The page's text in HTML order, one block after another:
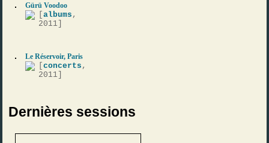
Gürü Voodoo
[albums ,
2011]
Le Réservoir, Paris
[concerts ,
2011]
Dernières sessions